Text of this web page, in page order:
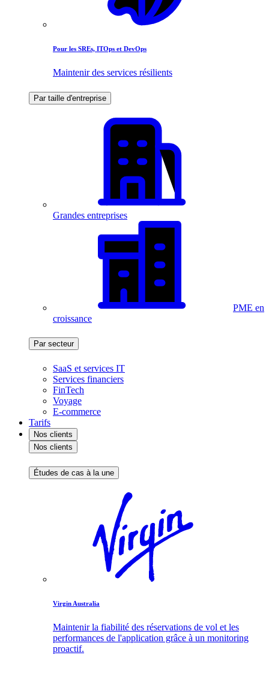
Pour les SREs, ITOps et DevOps
Maintenir des services résilients
Par taille d'entreprise
Grandes entreprises
PME en
croissance
Par secteur
SaaS et services IT
Services financiers
FinTech
Voyage
E-commerce
Tarifs
Nos clients
Nos clients
Études de cas à la une
Virgin Australia
Maintenir la fiabilité des réservations de vol et les
performances de l'application grâce à un monitoring
proactif.